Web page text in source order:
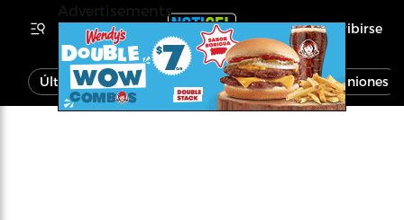
Inscribirse
Última Hora Noticias Economía Opiniones
Advertisements